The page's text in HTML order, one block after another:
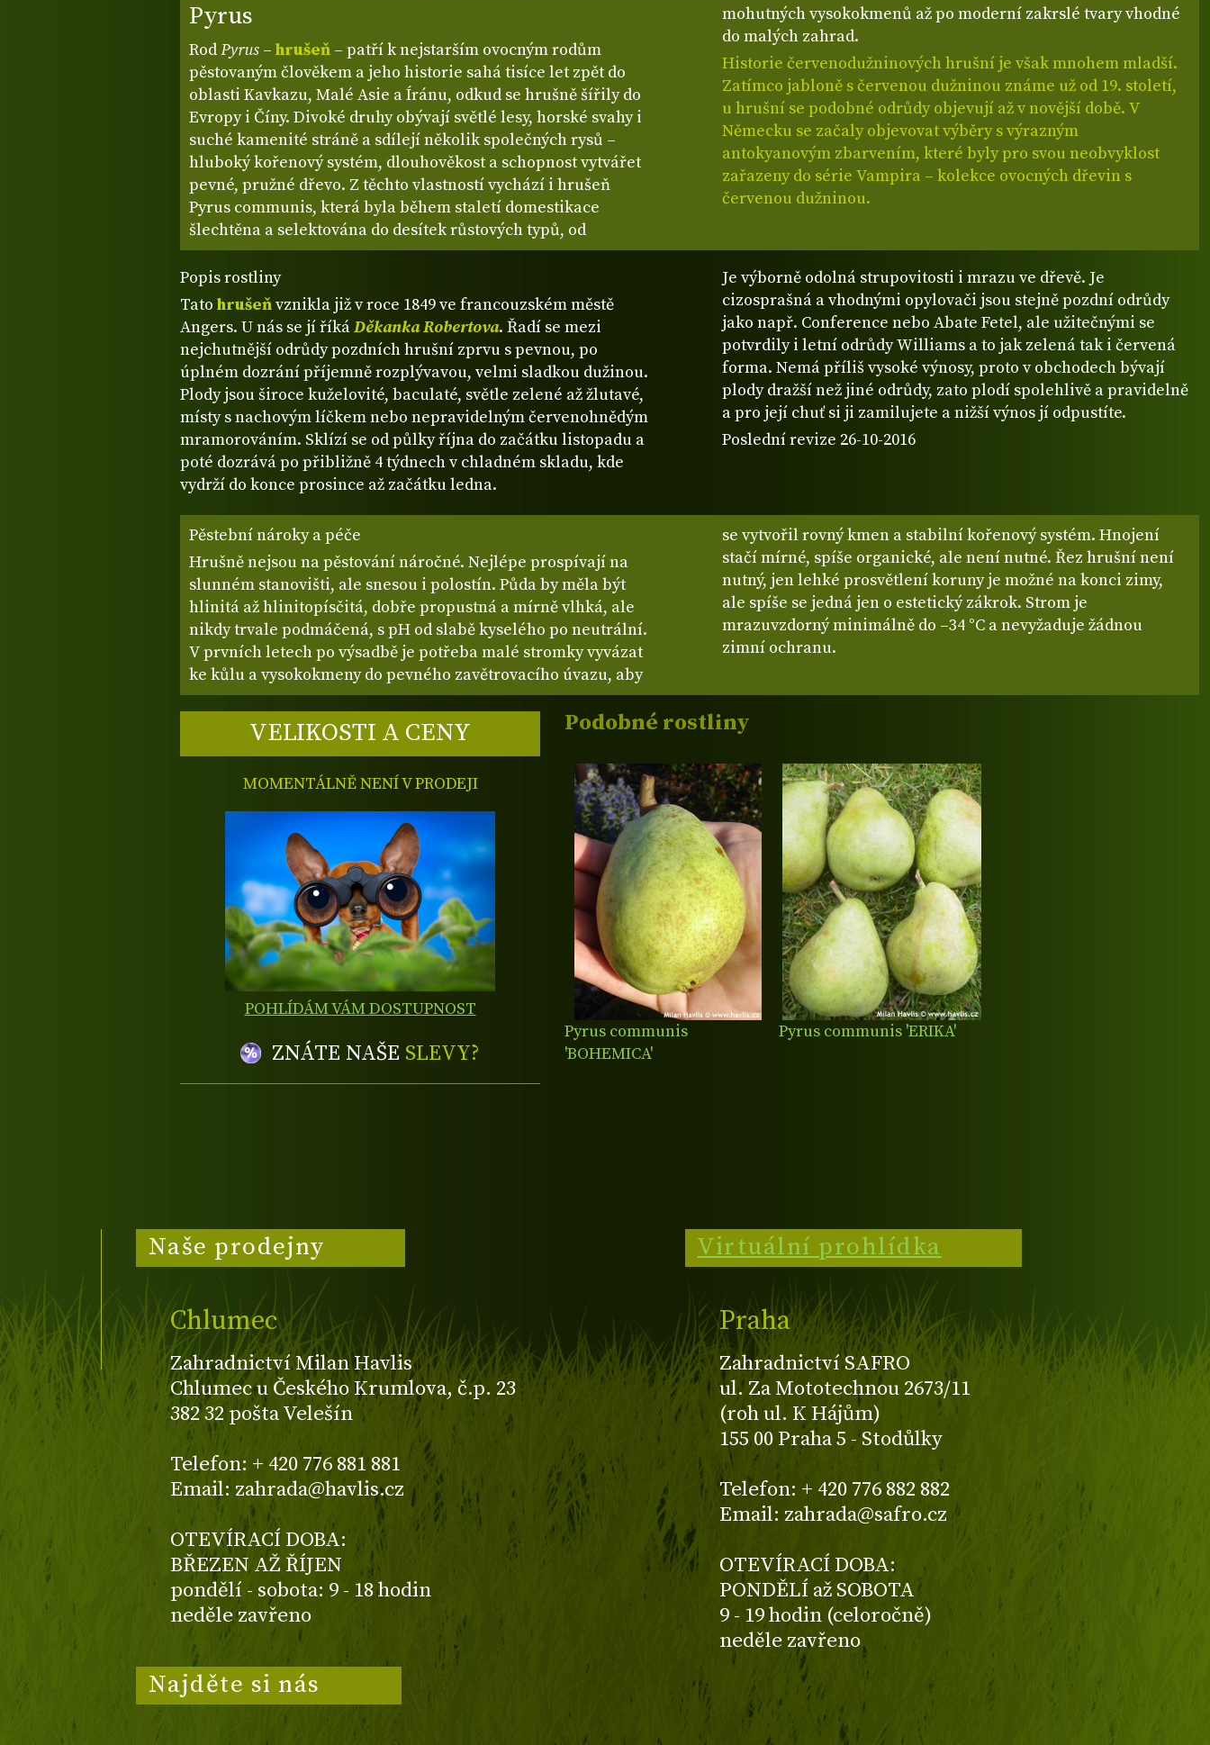
Pyrus
RodPyrus – hrušeň – patří k nejstarším ovocným rodům
pěstovaným člověkem a jeho historie sahá tisíce let zpět do
oblasti Kavkazu, Malé Asie a Íránu, odkud se hrušně šířily do
Evropy i Číny. Divoké druhy obývají světlé lesy, horské svahy i
suché kamenité stráně a sdílejí několik společných rysů –
hluboký kořenový systém, dlouhověkost a schopnost vytvářet
pevné, pružné dřevo. Z těchto vlastností vychází i hrušeň
Pyrus communis, která byla během staletí domestikace
šlechtěna a selektována do desítek růstových typů, od
mohutných vysokokmenů až po moderní zakrslé tvary vhodné
do malých zahrad.
Historie červenodužninových hrušní je však mnohem mladší.
Zatímco jabloně s červenou dužninou známe už od 19. století,
u hrušní se podobné odrůdy objevují až v novější době. V
Německu se začaly objevovat výběry s výrazným
antokyanovým zbarvením, které byly pro svou neobvyklost
zařazeny do série Vampira – kolekce ovocných dřevin s
červenou dužninou.
Popis rostliny
Tato hrušeňvznikla již v roce 1849 ve francouzském městě
Angers. U nás se jí říkáDěkanka Robertova. Řadí se mezi
nejchutnější odrůdy pozdních hrušní zprvu s pevnou, po
úplném dozrání příjemně rozplývavou, velmi sladkou dužinou.
Plody jsou široce kuželovité, baculaté, světle zelené až žlutavé,
místy s nachovým líčkem nebo nepravidelným červenohnědým
mramorováním. Sklízí se od půlky října do začátku listopadu a
poté dozrává po přibližně 4 týdnech v chladném skladu, kde
vydrží do konce prosince až začátku ledna.
Je výborně odolná strupovitosti i mrazu ve dřevě. Je
cizosprašná a vhodnými opylovači jsou stejně pozdní odrůdy
jako např. Conference nebo Abate Fetel, ale užitečnými se
potvrdily i letní odrůdy Williams a to jak zelená tak i červená
forma. Nemá příliš vysoké výnosy, proto v obchodech bývají
plody dražší než jiné odrůdy, zato plodí spolehlivě a pravidelně
a pro její chuť si ji zamilujete a nižší výnos jí odpustíte.
Poslední revize 26-10-2016
Pěstební nároky a péče
Hrušně nejsou na pěstování náročné. Nejlépe prospívají na
slunném stanovišti, ale snesou i polostín. Půda by měla být
hlinitá až hlinitopísčitá, dobře propustná a mírně vlhká, ale
nikdy trvale podmáčená, s pH od slabě kyselého po neutrální.
V prvních letech po výsadbě je potřeba malé stromky vyvázat
ke kůlu a vysokokmeny do pevného zavětrovacího úvazu, aby
se vytvořil rovný kmen a stabilní kořenový systém. Hnojení
stačí mírné, spíše organické, ale není nutné. Řez hrušní není
nutný, jen lehké prosvětlení koruny je možné na konci zimy,
ale spíše se jedná jen o estetický zákrok. Strom je
mrazuvzdorný minimálně do –34 °C a nevyžaduje žádnou
zimní ochranu.
VELIKOSTI A CENY
MOMENTÁLNĚ NENÍ V PRODEJI
POHLÍDÁM VÁM DOSTUPNOST
ZNÁTE NAŠE SLEVY?
Podobné rostliny
Pyrus communis
'BOHEMICA'
Pyrus communis 'ERIKA'
Naše prodejny
Chlumec
Zahradnictví Milan Havlis
Chlumec u Českého Krumlova, č.p. 23
382 32 pošta Velešín
Telefon: + 420 776 881 881
Email: zahrada@havlis.cz
OTEVÍRACÍ DOBA:
BŘEZEN AŽ ŘÍJEN
pondělí - sobota: 9 - 18 hodin
neděle zavřeno
Virtuální prohlídka
Praha
Zahradnictví SAFRO
ul. Za Mototechnou 2673/11
(roh ul. K Hájům)
155 00 Praha 5 - Stodůlky
Telefon: + 420 776 882 882
Email: zahrada@safro.cz
OTEVÍRACÍ DOBA:
PONDĚLÍ až SOBOTA
9 - 19 hodin (celoročně)
neděle zavřeno
Najděte si nás